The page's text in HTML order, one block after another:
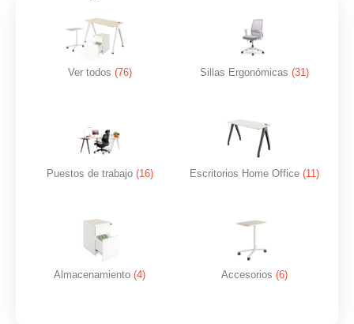
Ver todos (76) Sillas Ergonómicas (31)
Puestos de trabajo (16) Escritorios Home Office (11)
Almacenamiento (4) Accesorios (6)